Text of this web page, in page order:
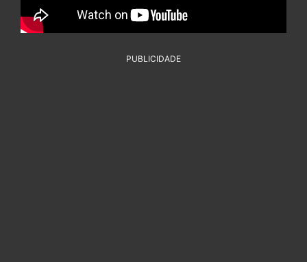
PUBLICIDADE